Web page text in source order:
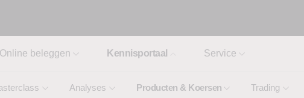
Online beleggen Kennisportaal
Analyses Producten & Koersen Trading
Service